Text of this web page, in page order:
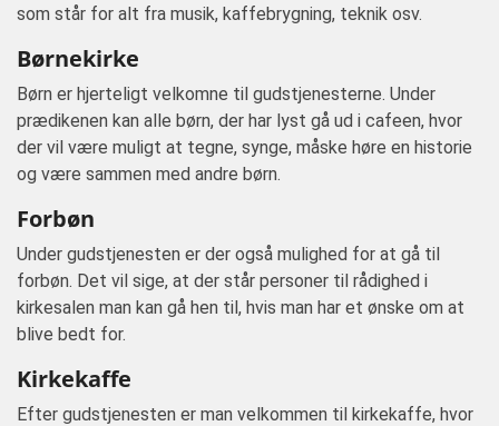
som står for alt fra musik, kaffebrygning, teknik osv.
Børnekirke
Børn er hjerteligt velkomne til gudstjenesterne. Under
prædikenen kan alle børn, der har lyst gå ud i cafeen, hvor
der vil være muligt at tegne, synge, måske høre en historie
og være sammen med andre børn.
Forbøn
Under gudstjenesten er der også mulighed for at gå til
forbøn. Det vil sige, at der står personer til rådighed i
kirkesalen man kan gå hen til, hvis man har et ønske om at
blive bedt for.
Kirkekaffe
Efter gudstjenesten er man velkommen til kirkekaffe, hvor